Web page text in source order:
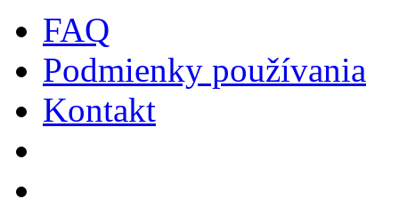
FAQ
Podmienky používania
Kontakt